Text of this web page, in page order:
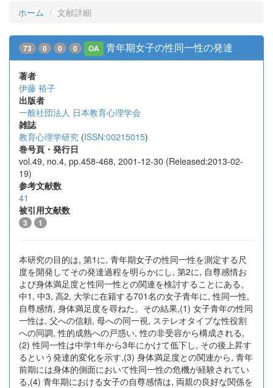
ホーム 文献詳細
73 0 0 0 OA 青年期女子の性同一性の発達
著者
伊藤 裕子
出版者
一般社団法人 日本教育心理学会
雑誌
教育心理学研究 (ISSN:00215015)
巻号頁・発行日
vol.49, no.4, pp.458-468, 2001-12-30 (Released:2013-02-
19)
参考文献数
41
被引用文献数
3 1
本研究の目的は, 第1に, 青年期女子の性同一性を測定する尺
度を開発してその発達過程を明らかにし, 第2に, 自尊感情お
よび身体満足度と性同一性との関連を検討することにある。
中1, 中3, 高2, 大学に在籍する701名の女子青年に, 性同一性,
自尊感情, 身体満足度を尋ねた。その結果,(1) 女子青年の性同
一性は, 父への信頼, 母への同一視, ステレオタイプな性役割
への同調, 性的成熟への戸惑い, 性の非受容から構成される,
(2) 性同一性は中学1年から3年にかけて低下し, その後上昇す
るという発達的変化を示す,(3) 身体満足度との関連から, 青年
前期には身体的側面において性同一性の危機が経験されてい
る,(4) 青年期における女子の自尊感情は, 両親の良好な関係を